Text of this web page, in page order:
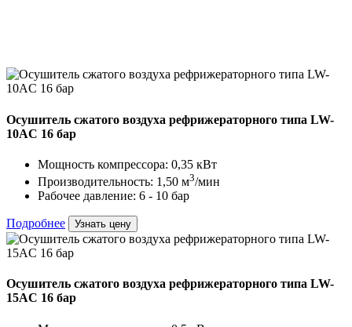
Осушитель сжатого воздуха рефрижераторного типа LW-
10AC 16 бар
Мощность компрессора: 0,35 кВт
Производительность: 1,50 м3/мин
Рабочее давление: 6 - 10 бар
Подробнее Узнать цену
Осушитель сжатого воздуха рефрижераторного типа LW-
15AC 16 бар